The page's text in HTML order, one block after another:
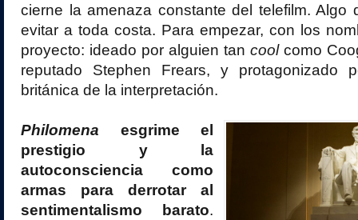
cierne la amenaza constante del telefilm. Algo
evitar a toda costa. Para empezar, con los
proyecto: ideado por alguien tan coolcomo
reputado Stephen Frears, y protagonizado
británica de la interpretación.
Philomena esgrime el
prestigio y la
autoconsciencia como
armas para derrotar al
sentimentalismo barato.